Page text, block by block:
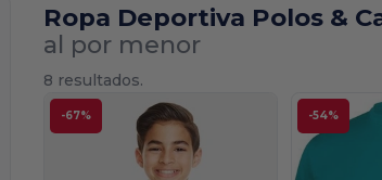
Ropa Deportiva Polos &
al por menor
8 resultados.
-67% -54%